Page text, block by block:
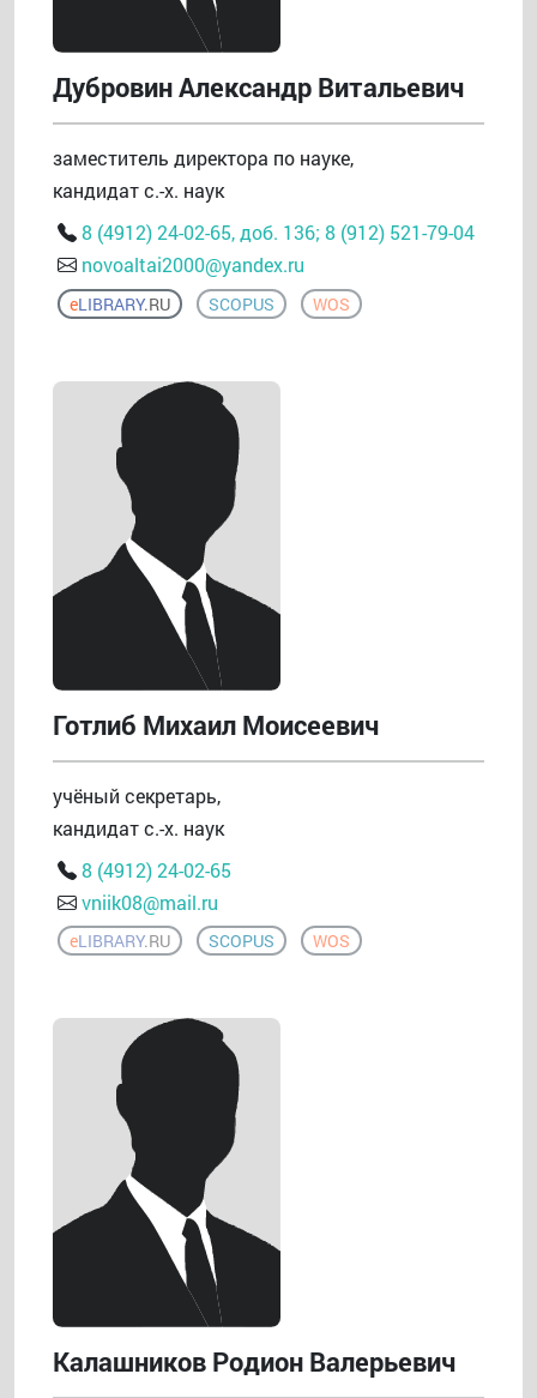
Дубровин Александр Витальевич
заместитель директора по науке,
кандидат с.-х. наук
8 (4912) 24-02-65, доб. 136; 8 (912) 521-79-04
novoaltai2000@yandex.ru
eLIBRARY.RU SCOPUS WOS
Готлиб Михаил Моисеевич
учёный секретарь,
кандидат с.-х. наук
8 (4912) 24-02-65
vniik08@mail.ru
eLIBRARY.RU SCOPUS WOS
Калашников Родион Валерьевич